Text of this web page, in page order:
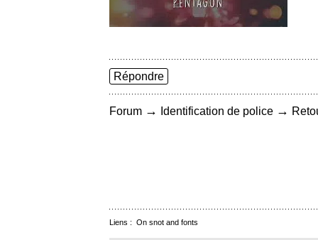
Répondre
Forum → Identification de police →
Liens : On snot and fonts